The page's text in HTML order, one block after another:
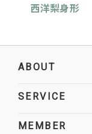
西洋梨身形
ABOUT
SERVICE
MEMBER